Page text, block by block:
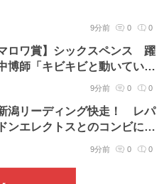
9分前 0 0
ロワ賞】シックスペンス 躍
師「キビキビと動いていま
9分前 0 0
潟リーディング快走！ レパ
ンエレクトスとのコンビにも
9分前 0 0